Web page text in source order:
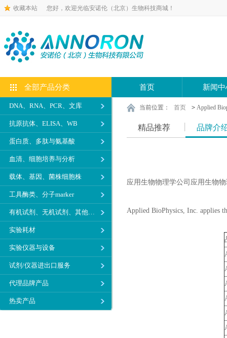
收藏本站 您好，欢迎光临安诺伦（北京）生物科技商城！
全部产品分类
DNA、RNA、PCR、文库
抗原抗体、ELISA、WB
蛋白质、多肽与氨基酸
血清、细胞培养与分析
载体、基因、菌株细胞株
工具酶类、分子marker
有机试剂、无机试剂、其他生化试剂
实验耗材
实验仪器与设备
试剂/仪器进出口服务
代理品牌产品
热卖产品
首页 新闻中
当前位置： 首页 > Applied
精品推荐 品牌介
应用生物物理学公司应用生物
Applied BioPhysics, Inc. applies